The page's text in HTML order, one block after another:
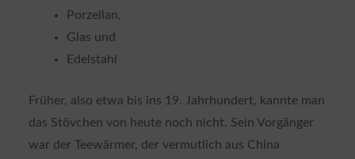
Porzellan,
Glas und
Edelstahl
Früher, also etwa bis ins 19. Jahrhundert, kannte man
das Stövchen von heute noch nicht. Sein Vorgänger
war der Teewärmer, der vermutlich aus China